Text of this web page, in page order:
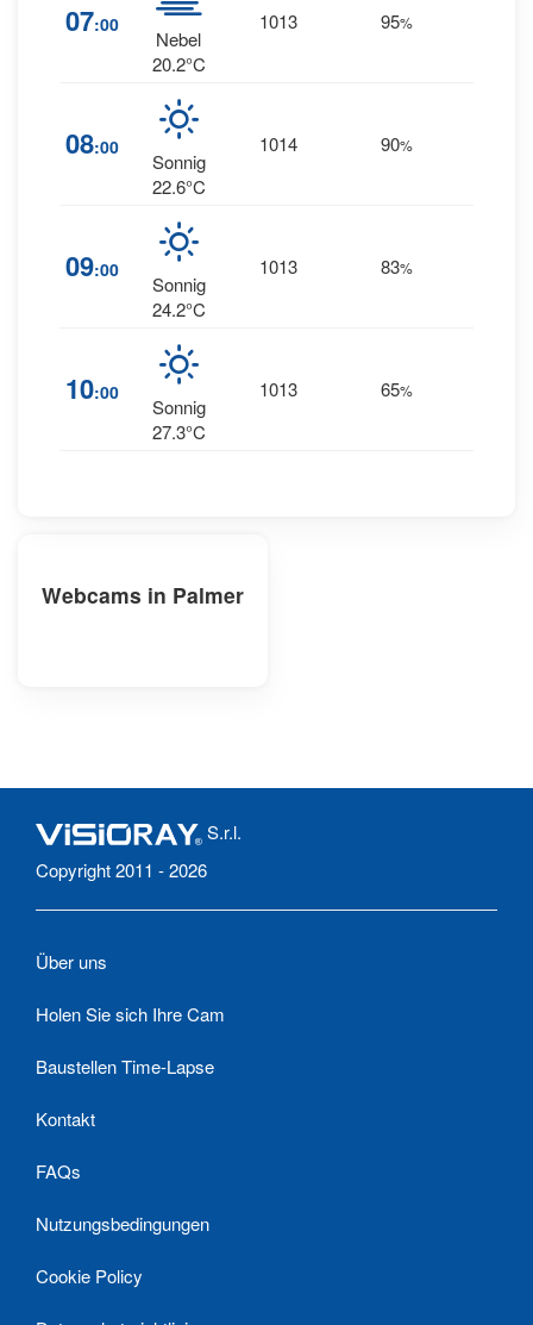
07:00
Nebel
20.2°C
1013 95%
08:00
Sonnig
22.6°C
1014 90%
09:00
Sonnig
24.2°C
1013 83%
10:00
Sonnig
27.3°C
1013 65%
Webcams in Palmer
S.r.l.
Copyright 2011 - 2026
Über uns
Holen Sie sich Ihre Cam
Baustellen Time-Lapse
Kontakt
FAQs
Nutzungsbedingungen
Cookie Policy